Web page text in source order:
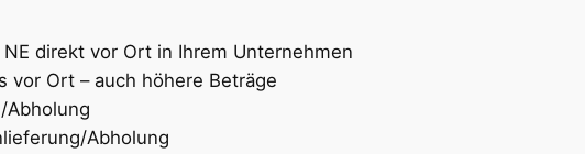
direkt vor Ort in Ihrem Unternehmen
vor Ort – auch höhere Beträge
Abholung
Abholung